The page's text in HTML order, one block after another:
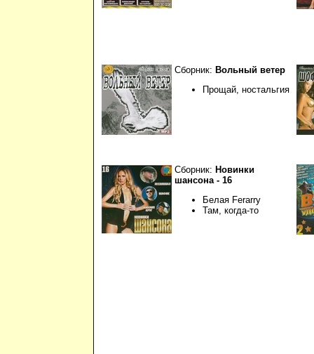
Сборник: Вольный ветер
Прощай, ностальгия
Сборник: Новинки
шансона - 16
Белая Ferarry
Там, когда-то